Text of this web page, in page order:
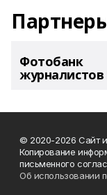
Фотобанк
журналистов
© 2020-2026 Сайт
Копирование
письменного
Об использовании